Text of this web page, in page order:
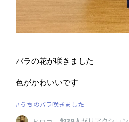
バラの花が咲きました
色がかわいいです
うちのバラ咲きました